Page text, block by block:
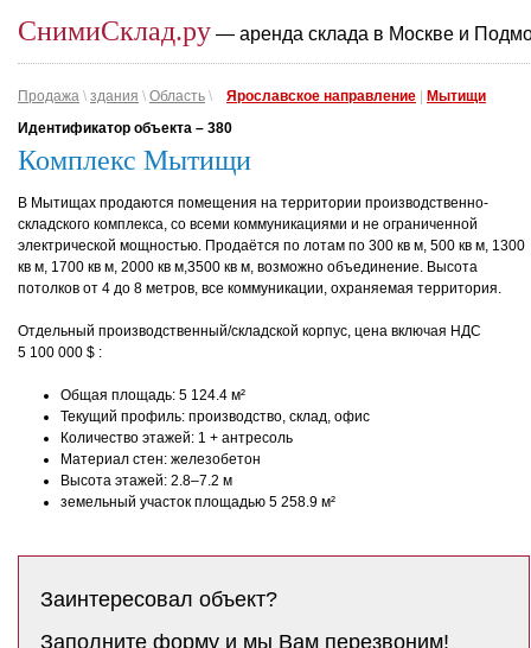
СнимиСклад.ру — аренда склада в Москве и
Продажа \ здания \ Область \ Ярославское направление
Мытищи
Идентификатор объекта – 380
Комплекс Мытищи
В Мытищах продаются помещения на территории производственно-
складского комплекса, со всеми коммуникациями и не ограниченной
электрической мощностью. Продаётся по лотам по 300 кв м, 500 кв м, 1300
кв м, 1700 кв м, 2000 кв м,3500 кв м, возможно объединение. Высота
потолков от 4 до 8 метров, все коммуникации, охраняемая территория.
Отдельный производственный/складской корпус, цена включая НДС
5 100 000 $ :
Общая площадь: 5 124.4 м²
Текущий профиль: производство, склад, офис
Количество этажей: 1 + антресоль
Материал стен: железобетон
Высота этажей: 2.8–7.2 м
земельный участок площадью 5 258.9 м²
Заинтересовал объект?
Заполните форму и мы Вам перезвоним!